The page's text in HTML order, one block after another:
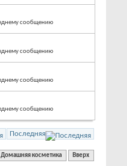
Последняя
Домашняя косметика Вверх